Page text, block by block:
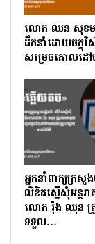
លោក ឈន សុខម
ដឹកនាំដោយចក្ខុវិ
សម្រេចគោលដៅប
អ្នកនាំពាក្យក្រសួ
លិខិតស្នើសុំអន្តរ
លោក រ៉ុង ឈុន ត្រូ
ទទួល…